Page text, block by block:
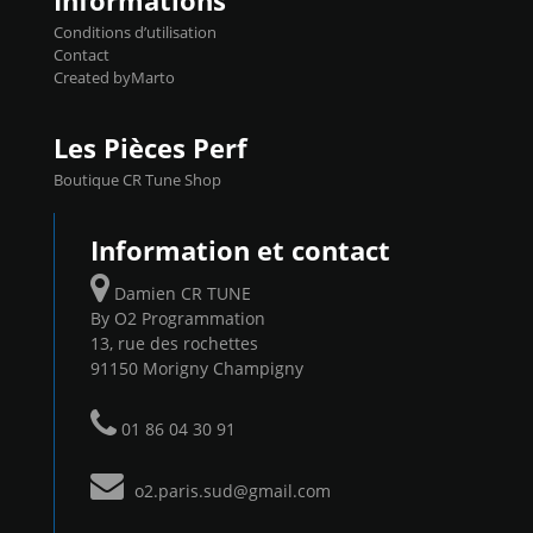
Conditions d’utilisation
Contact
Created byMarto
Les Pièces Perf
Boutique CR Tune Shop
Information et contact
Damien CR TUNE
By O2 Programmation
13, rue des rochettes
91150 Morigny Champigny
01 86 04 30 91
o2.paris.sud@gmail.com